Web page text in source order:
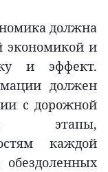
должна
экономикой и
и эффект.
должен
с дорожной
этапы,
каждой